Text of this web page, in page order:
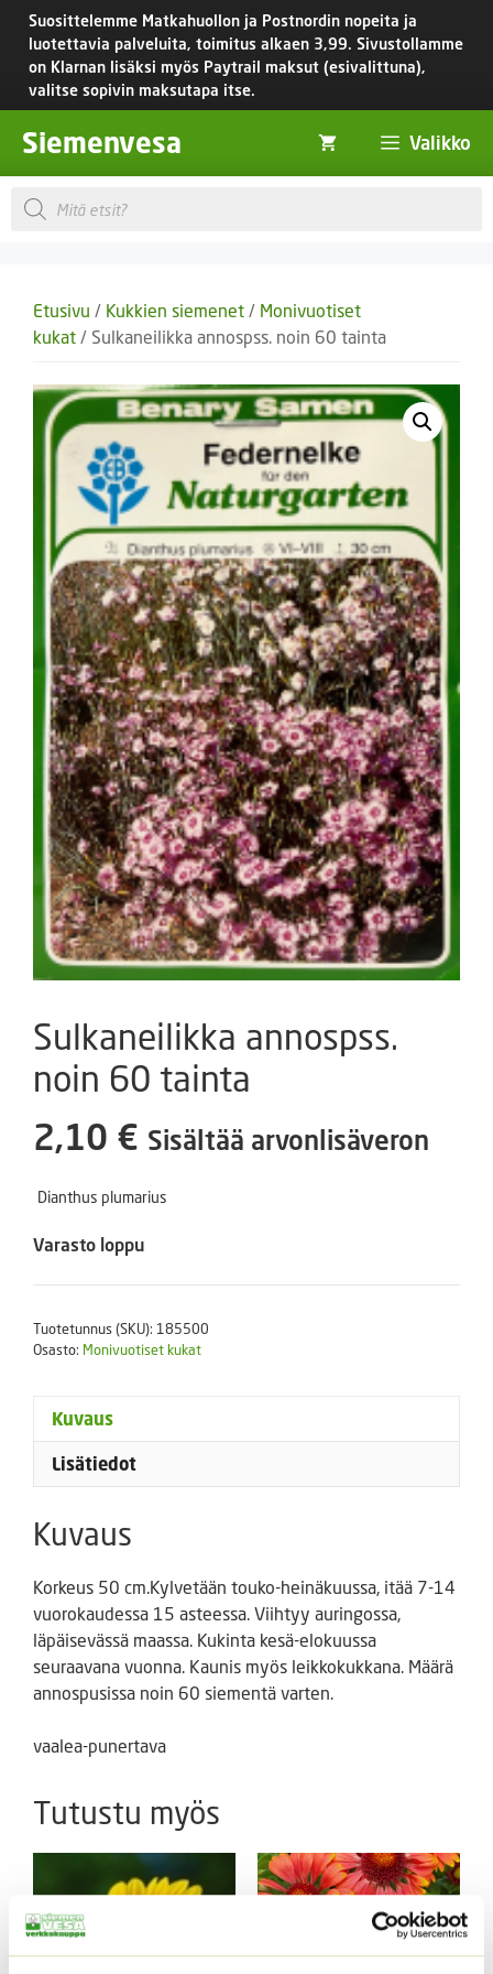
Siirry
sisältöön
Suosittelemme Matkahuollon ja Postnordin nopeita ja
luotettavia palveluita, toimitus alkaen 3,99. Sivustollamme
on Klarnan lisäksi myös Paytrail maksut (esivalittuna),
valitse sopivin maksutapa itse.
Siemenvesa Valikko
Products
search
Etusivu / Kukkien siemenet / Monivuotiset
kukat / Sulkaneilikka annospss. noin 60 tainta
Sulkaneilikka annospss.
noin 60 tainta
2,10 € Sisältää arvonlisäveron
Dianthus plumarius
Varasto loppu
Tuotetunnus (SKU): 185500
Osasto: Monivuotiset kukat
Kuvaus
Lisätiedot
Kuvaus
Korkeus 50 cm.Kylvetään touko-heinäkuussa, itää 7-14
vuorokaudessa 15 asteessa. Viihtyy auringossa,
läpäisevässä maassa. Kukinta kesä-elokuussa
seuraavana vuonna. Kaunis myös leikkokukkana. Määrä
annospusissa noin 60 siementä varten.
vaalea-punertava
Tutustu myös